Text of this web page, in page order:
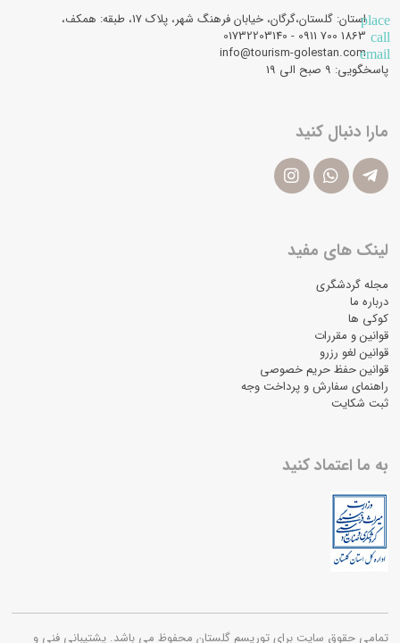
placeاستان: گلستان،گرگان، خیابان فرهنگ شهر، پلاک 17، طبقه: همکف،
call
email
info@tourism-golestan.com
پاسخگویی: ۹ صبح الی 19
مارا دنبال کنید
لینک های مفید
مجله گردشگری
درباره ما
کوکی ها
قوانین و مقررات
قوانین لغو رزرو
قوانین حفظ حریم خصوصی
راهنمای سفارش و پرداخت وجه
ثبت شکایت
به ما اعتماد کنید
تمامی حقوق سایت برای توریسم گلستان محفوظ می باشد. پشتیبانی فنی و